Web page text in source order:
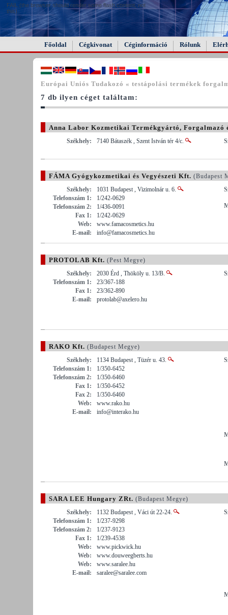
FAIL (the browser should render some flash content, not
this).
Főoldal Cégkivonat Céginformáció Rólunk
Európai Uniós Tudakozó « testápolási termékek
7 db ilyen céget találtam:
Anna Labor Kozmetikai Termékgyártó, Forgalmazó
Székhely: 7140 Bátaszék , Szent István tér 4/c.
FÁMA Gyógykozmetikai és Vegyészeti Kft. (Budapest
Székhely:
1031 Budapest , Vizimolnár u. 6.
Telefonszám 1:
1/242-0629
Telefonszám 2:
1/436-0091
Fax 1:
1/242-0629
Web:
www.famacosmetics.hu
E-mail:
info@famacosmetics.hu
PROTOLAB Kft. (Pest Megye)
Székhely:
2030 Érd , Thököly u. 13/B.
Telefonszám 1:
23/367-188
Fax 1:
23/362-890
E-mail:
protolab@axelero.hu
RAKO Kft. (Budapest Megye)
Székhely:
1134 Budapest , Tüzér u. 43.
Telefonszám 1:
1/350-6452
Telefonszám 2:
1/350-6460
Fax 1:
1/350-6452
Fax 2:
1/350-6460
Web:
www.rako.hu
E-mail:
info@interako.hu
SARA LEE Hungary ZRt. (Budapest Megye)
Székhely:
1132 Budapest , Váci út 22-24.
Telefonszám 1:
1/237-9298
Telefonszám 2:
1/237-9123
Fax 1:
1/239-4538
Web:
www.pickwick.hu
Web:
www.douweegberts.hu
Web:
www.saralee.hu
E-mail:
saralee@saralee.com